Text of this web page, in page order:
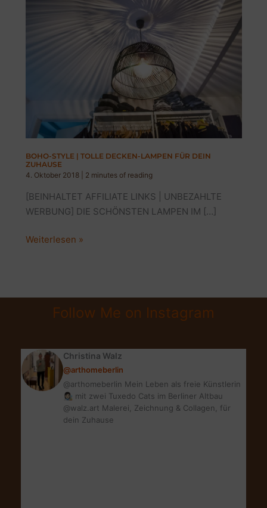
BOHO-STYLE | TOLLE DECKEN-LAMPEN FÜR DEIN
ZUHAUSE
4. Oktober 2018
2 minutes of reading
[BEINHALTET AFFILIATE LINKS | UNBEZAHLTE
WERBUNG] DIE SCHÖNSTEN LAMPEN IM […]
BOHO-
DECKEN-
LAMPEN
ZUHAUSE
Weiterlesen »
Follow Me on Instagram
Christina Walz
@arthomeberlin
@arthomeberlin Mein Leben als freie Künstlerin
👩🏻‍🎨 mit zwei Tuxedo Cats im Berliner Altbau
@walz.art Malerei, Zeichnung & Collagen, für
dein Zuhause